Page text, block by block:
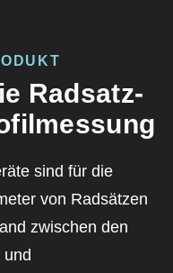
Radsatz-
sind für die
von Radsätzen
zwischen den